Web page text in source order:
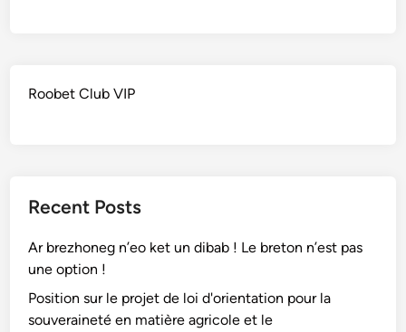
Roobet Club VIP
Recent Posts
Ar brezhoneg n’eo ket un dibab ! Le breton n’est pas
une option !
Position sur le projet de loi d'orientation pour la
souveraineté en matière agricole et le